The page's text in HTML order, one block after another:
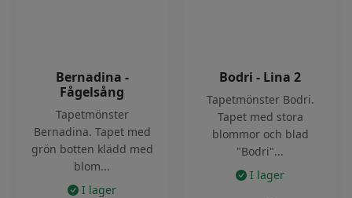
Bernadina -
Fågelsång
Tapetmönster
Bernadina. Tapet med
grön botten klädd med
blom...
I lager
Bodri - Lina 2
Tapetmönster Bodri.
Tapet med stora
blommor och blad
"Bodri"...
I lager